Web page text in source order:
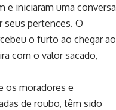
e iniciaram uma conversa
seus pertences. O
o furto ao chegar ao
com o valor sacado,
os moradores e
de roubo, têm sido